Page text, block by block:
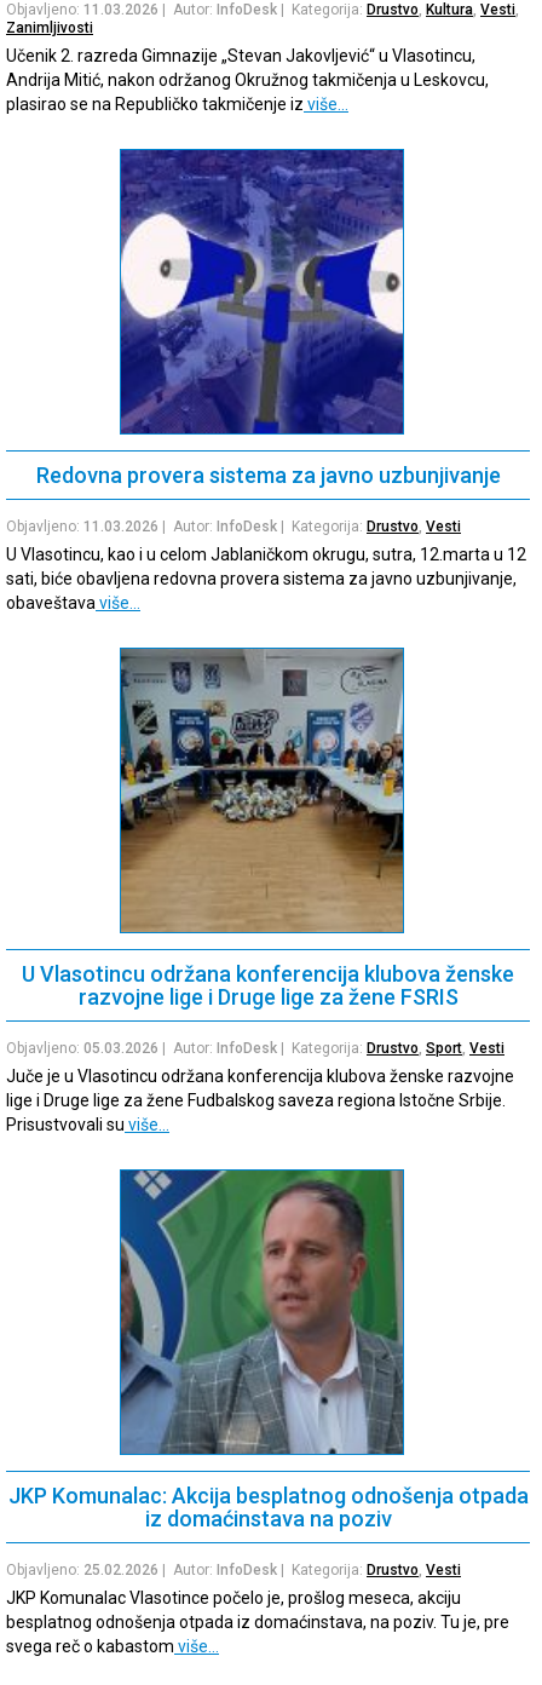
Objavljeno: 11.03.2026 | Autor: InfoDesk | Kategorija: Drustvo, Kultura, Vesti,
Zanimljivosti
Učenik 2. razreda Gimnazije „Stevan Jakovljević“ u Vlasotincu,
Andrija Mitić, nakon održanog Okružnog takmičenja u Leskovcu,
plasirao se na Republičko takmičenje iz više…
Redovna provera sistema za javno uzbunjivanje
Objavljeno: 11.03.2026 | Autor: InfoDesk | Kategorija: Drustvo, Vesti
U Vlasotincu, kao i u celom Jablaničkom okrugu, sutra, 12.marta u 12
sati, biće obavljena redovna provera sistema za javno uzbunjivanje,
obaveštava više…
U Vlasotincu održana konferencija klubova ženske
razvojne lige i Druge lige za žene FSRIS
Objavljeno: 05.03.2026 | Autor: InfoDesk | Kategorija: Drustvo, Sport, Vesti
Juče je u Vlasotincu održana konferencija klubova ženske razvojne
lige i Druge lige za žene Fudbalskog saveza regiona Istočne Srbije.
Prisustvovali su više…
JKP Komunalac: Akcija besplatnog odnošenja otpada
iz domaćinstava na poziv
Objavljeno: 25.02.2026 | Autor: InfoDesk | Kategorija: Drustvo Vesti
JKP Komunalac Vlasotince počelo je, prošlog meseca, akciju
besplatnog odnošenja otpada iz domaćinstava, na poziv. Tu je, pre
svega reč o kabastom više…